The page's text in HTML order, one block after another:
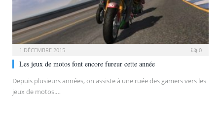
1 DÉCEMBRE 2015 0
Les jeux de motos font encore fureur cette année
Depuis plusieurs années, on assiste à une ruée des gamers vers les
jeux de motos.…